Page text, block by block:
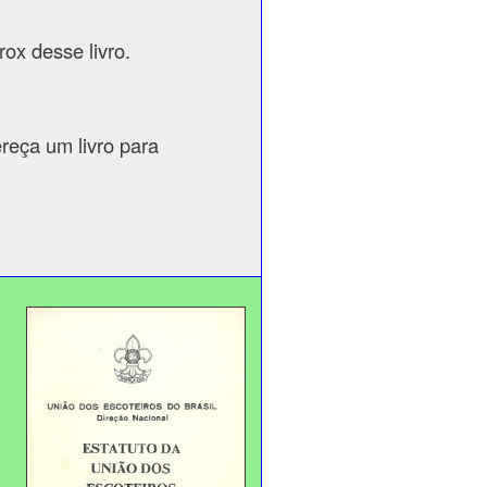
desse livro.
um livro para